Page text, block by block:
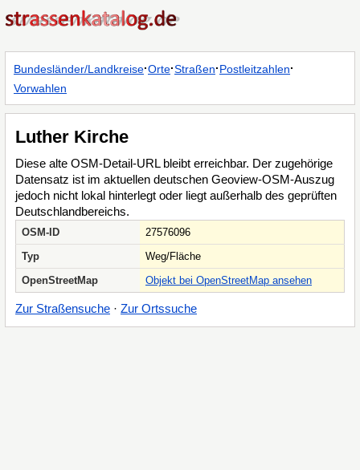
Bundesländer/Landkreise·Orte·Straßen·Postleitzahlen·
Vorwahlen
Luther Kirche
Diese alte OSM-Detail-URL bleibt erreichbar. Der zugehörige
Datensatz ist im aktuellen deutschen Geoview-OSM-Auszug
jedoch nicht lokal hinterlegt oder liegt außerhalb des geprüften
Deutschlandbereichs.
OSM-ID
27576096
Typ
Weg/Fläche
OpenStreetMap
Objekt bei OpenStreetMap ansehen
Zur Straßensuche · Zur Ortssuche